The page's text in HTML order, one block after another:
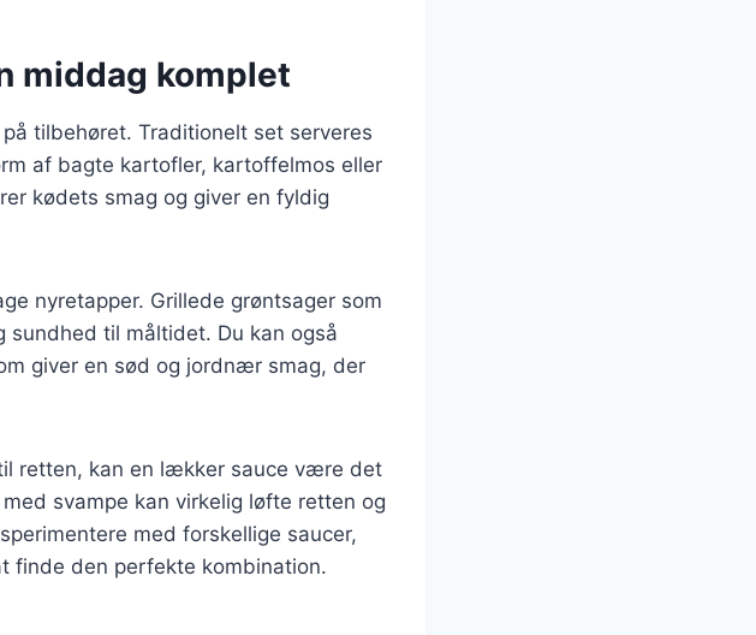
middag komplet
tilbehøret. Traditionelt set serveres
af bagte kartofler, kartoffelmos eller
kødets smag og giver en fyldig
nyretapper. Grillede grøntsager som
sundhed til måltidet. Du kan også
giver en sød og jordnær smag, der
retten, kan en lækker sauce være det
svampe kan virkelig løfte retten og
med forskellige saucer,
finde den perfekte kombination.